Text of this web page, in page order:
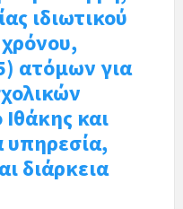
ιδιωτικού
ατόμων για
και
υπηρεσία,
διάρκεια